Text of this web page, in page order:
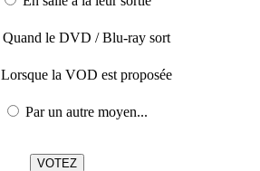
Quand le DVD / Blu-ray sort
Lorsque la VOD est proposée
Par un autre moyen...